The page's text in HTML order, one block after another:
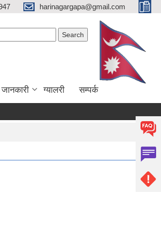
harinagargapa@gmail.com
ग्यालरी सम्पर्क